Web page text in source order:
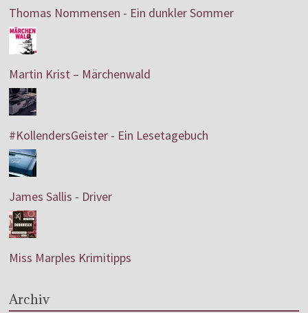
Thomas Nommensen - Ein dunkler Sommer
Martin Krist – Märchenwald
#KollendersGeister - Ein Lesetagebuch
James Sallis - Driver
Miss Marples Krimitipps
Archiv